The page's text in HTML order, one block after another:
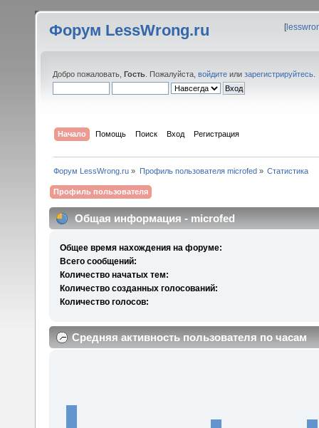
Форум LessWrong.ru [
Добро пожаловать, Гость . Пожалуйста, войдите или зарегистрируйтесь
Начало Помощь Поиск Вход Регистрация
Форум LessWrong.ru » Профиль пользователя microfed» Статистика
Профиль пользователя
Общая информация - microfed
Общее время нахождения на форуме:
Всего сообщений:
Количество начатых тем:
Количество созданных голосований:
Количество голосов:
Средняя активность пользователя по часам